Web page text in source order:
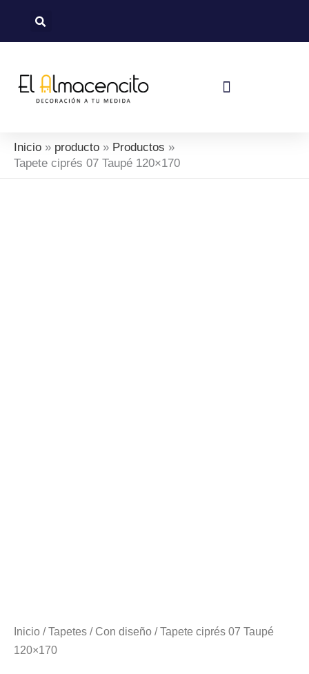
Inicio producto
Productos
Tapete ciprés 07 Taupé 120×170
Inicio /Tapetes / Con diseño / Tapete ciprés 07 Taupé
120×170